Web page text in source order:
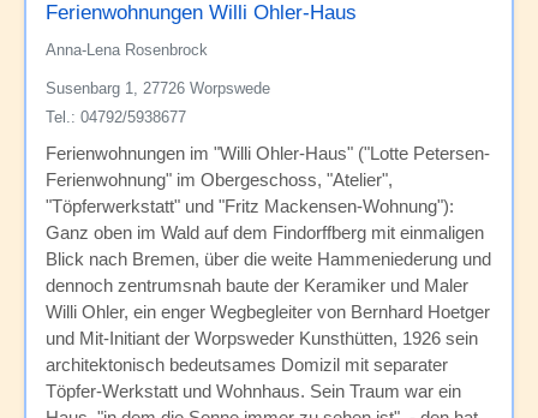
Ferienwohnungen Willi Ohler-Haus
Anna-Lena Rosenbrock
Susenbarg 1, 27726 Worpswede
Tel.: 04792/5938677
Ferienwohnungen im "Willi Ohler-Haus" ("Lotte Petersen-
Ferienwohnung" im Obergeschoss, "Atelier",
"Töpferwerkstatt" und "Fritz Mackensen-Wohnung"):
Ganz oben im Wald auf dem Findorffberg mit einmaligen
Blick nach Bremen, über die weite Hammeniederung und
dennoch zentrumsnah baute der Keramiker und Maler
Willi Ohler, ein enger Wegbegleiter von Bernhard Hoetger
und Mit-Initiant der Worpsweder Kunsthütten, 1926 sein
architektonisch bedeutsames Domizil mit separater
Töpfer-Werkstatt und Wohnhaus. Sein Traum war ein